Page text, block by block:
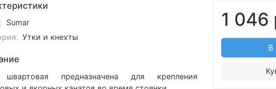
Sumar
Утки и кнехты
предназначена для крепления
1 046
В